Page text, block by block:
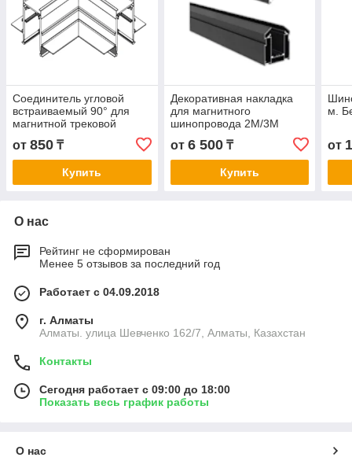
Соединитель угловой
встраиваемый 90° для
магнитной трековой
от 850 ₸
Купить
Декоративная накладка
для магнитного
шинопровода 2М/3М
от 6 500₸
Купить
м.
от
О нас
Рейтинг не сформирован
Менее 5 отзывов за последний год
Работает с 04.09.2018
г. Алматы
Алматы. улица Шевченко 162/7, Алматы, Казахстан
Контакты
Сегодня работает с 09:00 до 18:00
Показать весь график работы
О нас